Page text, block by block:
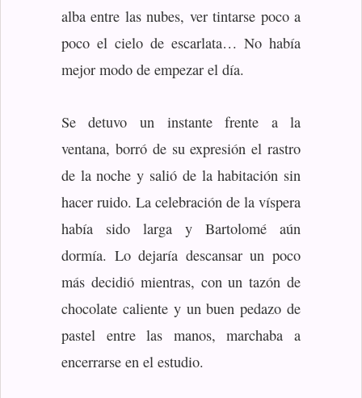
alba entre las nubes, ver tintarse poco a
poco el cielo de escarlata… No había
mejor modo de empezar el día.
Se detuvo un instante frente a la
ventana, borró de su expresión el rastro
de la noche y salió de la habitación sin
hacer ruido. La celebración de la víspera
había sido larga y Bartolomé aún
dormía. Lo dejaría descansar un poco
más decidió mientras, con un tazón de
chocolate caliente y un buen pedazo de
pastel entre las manos, marchaba a
encerrarse en el estudio.